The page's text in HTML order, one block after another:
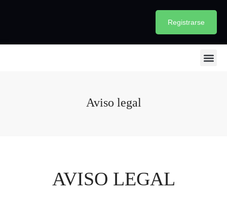
Registrarse
Aviso legal
AVISO LEGAL